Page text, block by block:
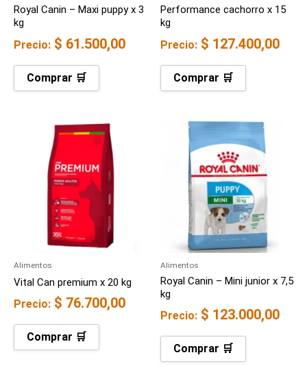
Royal Canin – Maxi puppy x 3
kg
Precio: $ 61.500,00
Comprar 🛒
Performance cachorro x 15
kg
Precio: $ 127.400,00
Comprar 🛒
Alimentos
Vital Can premium x 20 kg
Precio: $ 76.700,00
Comprar 🛒
Alimentos
Royal Canin – Mini junior x 7,5
kg
Precio: $ 123.000,00
Comprar 🛒